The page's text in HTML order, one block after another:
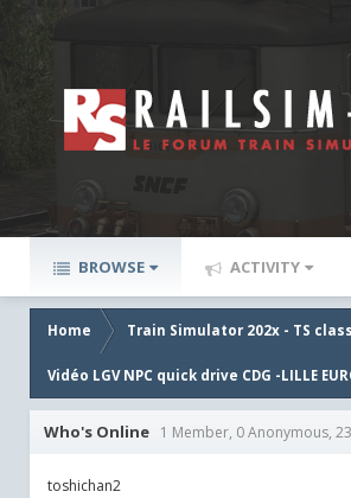
BROWSE ACTIVITY
Home Train Simulator 202x - TS
Vidéo LGV NPC quick drive CDG -LILLE
Who's Online 1 Member, 0 Anonymous,
toshichan2